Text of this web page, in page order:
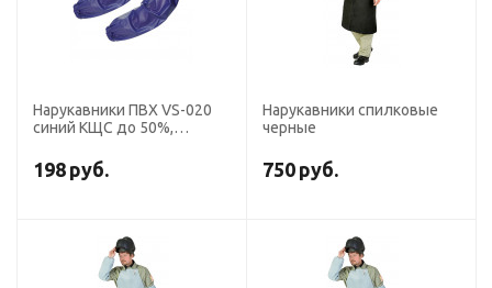
Нарукавники ПВХ VS-020
синий КЩС до 50%,
см*22 см
198 руб.
Нарукавники спилковые
черные
750 руб.